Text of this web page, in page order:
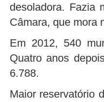
desoladora. Fazia
Câmara, que mora
Em 2012, 540
Quatro anos
6.788.
Maior reservatório